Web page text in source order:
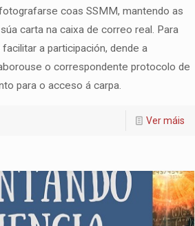
coas SSMM, mantendo as
carta na caixa de correo real. Para
a participación, dende a
o correspondente protocolo de
para o acceso á carpa.
Ver máis